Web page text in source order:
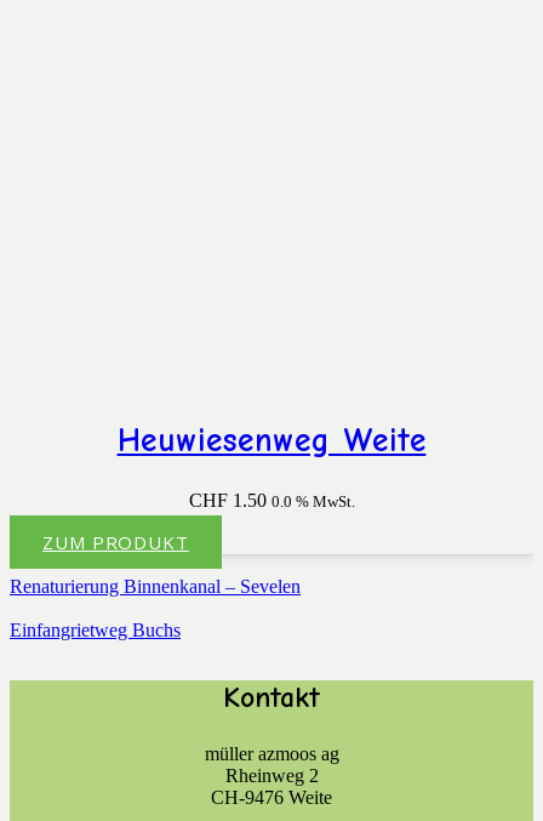
Heuwiesenweg Weite
CHF1.50 0.0 % MwSt.
ZUM PRODUKT
Renaturierung Binnenkanal – Sevelen
Einfangrietweg Buchs
Kontakt
müller azmoos ag
Rheinweg 2
CH-9476 Weite